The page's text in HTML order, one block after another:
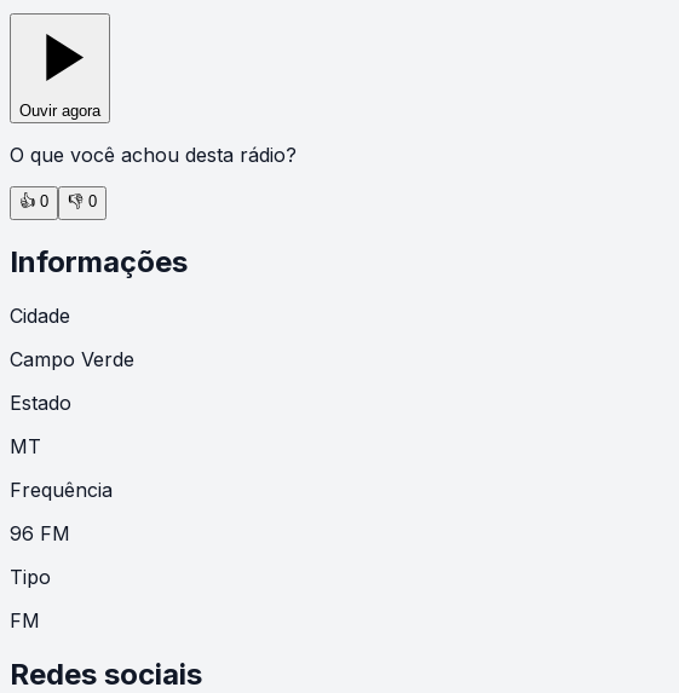
Ouvir agora
O que você achou desta rádio?
👍 0 👎 0
Informações
Cidade
Campo Verde
Estado
MT
Frequência
96 FM
Tipo
FM
Redes sociais